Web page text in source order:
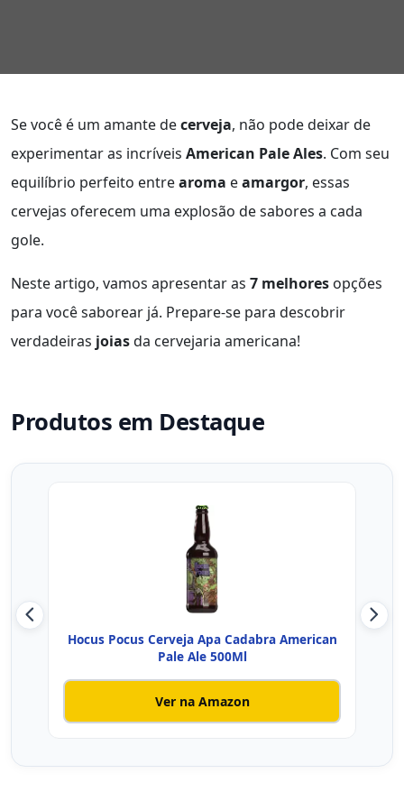
Se você é um amante decerveja, não pode deixar de
experimentar as incríveis American Pale Ales. Com seu
equilíbrio perfeito entrearoma eamargor, essas
cervejas oferecem uma explosão de sabores a cada
gole.
Neste artigo, vamos apresentar as 7 melhores opções
para você saborear já. Prepare-se para descobrir
verdadeiras joiasda cervejaria americana!
Produtos em Destaque
Hocus Pocus Cerveja Apa Cadabra American
Pale Ale 500Ml
Ver na Amazon